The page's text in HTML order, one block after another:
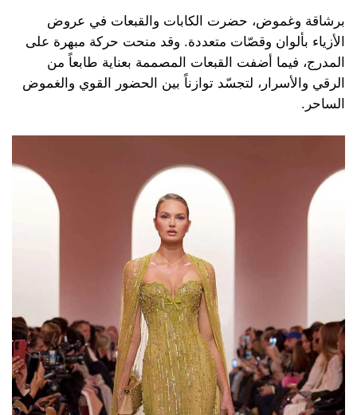
برشاقة وغموض، حضرت الكابات والقبعات في عروض
الأزياء بألوان وقصّات متعددة. وقد منحت حركة مبهرة على
المدرج، فيما أضفت القبعات المصممة بعناية طابعاً من
الرقي والأسرار، لتجسّد توازناً بين الحضور القوي والغموض
الساحر.